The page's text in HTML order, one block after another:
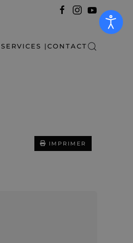
SERVICES |CONTACT
IMPRIMER